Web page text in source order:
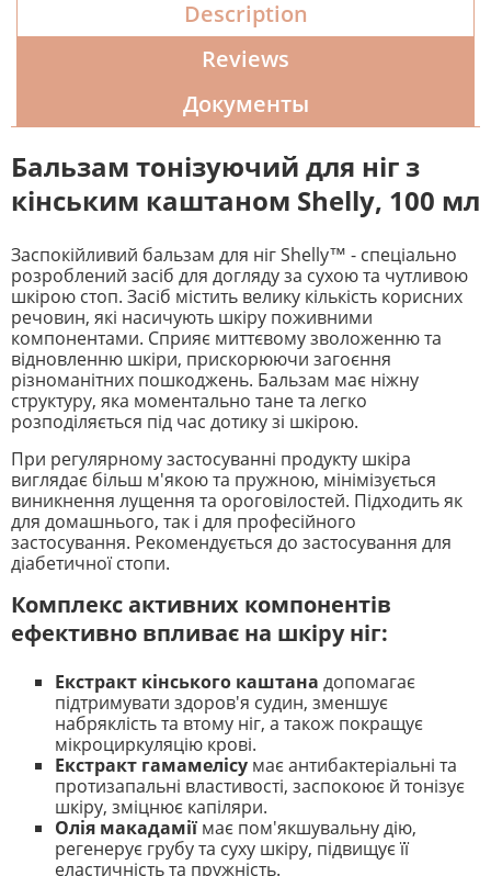
Description
Reviews
Документы
Бальзам тонізуючий для ніг з
кінським каштаном Shelly, 100 мл
Заспокійливий бальзам для ніг Shelly™ - спеціально
розроблений засіб для догляду за сухою та чутливою ​​
шкірою стоп. Засіб містить велику кількість корисних
речовин, які насичують шкіру поживними
компонентами. Сприяє миттєвому зволоженню та
відновленню шкіри, прискорюючи загоєння
різноманітних пошкоджень. Бальзам має ніжну
структуру, яка моментально тане та легко
розподіляється під час дотику зі шкірою.
При регулярному застосуванні продукту шкіра
виглядає більш м'якою та пружною, мінімізується
виникнення лущення та ороговілостей. Підходить як
для домашнього, так і для професійного
застосування. Рекомендується до застосування для
діабетичної стопи.
Комплекс активних компонентів
ефективно впливає на шкіру ніг:
Екстракт кінського каштана допомагає
підтримувати здоров'я судин, зменшує
набряклість та втому ніг, а також покращує
мікроциркуляцію крові.
Екстракт гамамелісу має антибактеріальні та
протизапальні властивості, заспокоює й тонізує
шкіру, зміцнює капіляри.
Олія макадамії має пом'якшувальну дію,
регенерує грубу та суху шкіру, підвищує її
еластичність та пружність.